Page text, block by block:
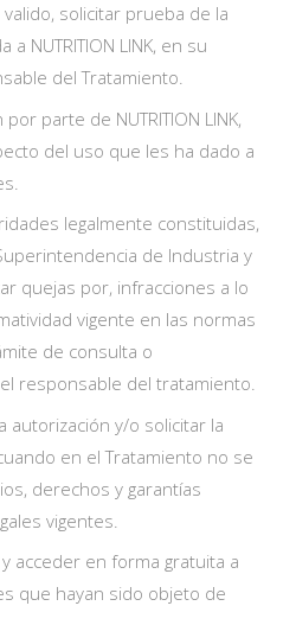
solicitar prueba de la
NUTRITION LINK, en su
del Tratamiento.
parte de NUTRITION LINK,
del uso que les ha dado a
legalmente constituidas,
de Industria y
quejas por, infracciones a lo
vigente en las normas
de consulta o
responsable del tratamiento.
autorización y/o solicitar la
en el Tratamiento no se
derechos y garantías
vigentes.
acceder en forma gratuita a
que hayan sido objeto de